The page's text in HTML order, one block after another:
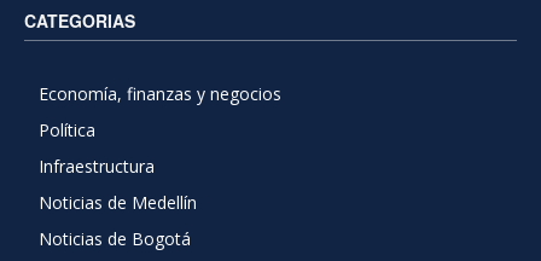
CATEGORIAS
Economía, finanzas y negocios
Política
Infraestructura
Noticias de Medellín
Noticias de Bogotá